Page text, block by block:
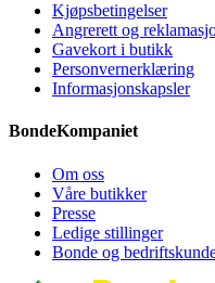
Kjøpsbetingelser
Angrerett og
Gavekort i butikk
Personvernerklæring
Informasjonskapsler
BondeKompaniet
Om oss
Våre butikker
Presse
Ledige stillinger
Bonde og